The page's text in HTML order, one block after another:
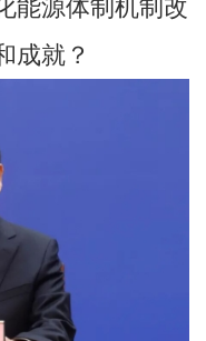
能源体制机制改
成就？